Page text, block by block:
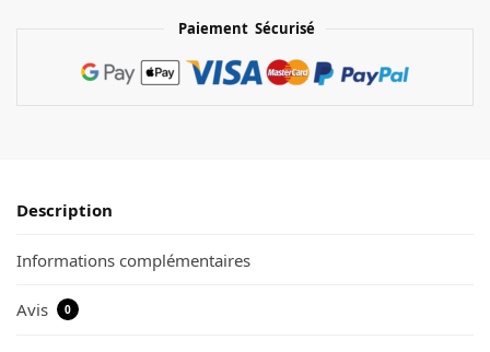
Paiement Sécurisé
Description
Informations complémentaires
Avis 0